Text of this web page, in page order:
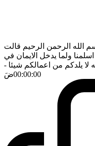
الله الرحمن الرحيم قالت
ولما يدخل الايمان في
لا يلدكم من اعمالكم شيئا -
00:00:00ضَ